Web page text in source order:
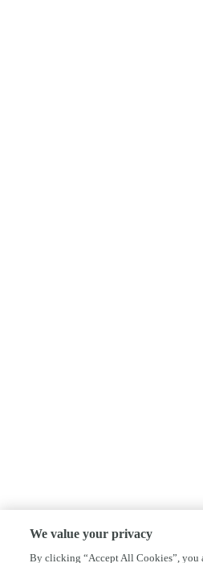
We value your privacy
By clicking “Accept All Cookies”, you